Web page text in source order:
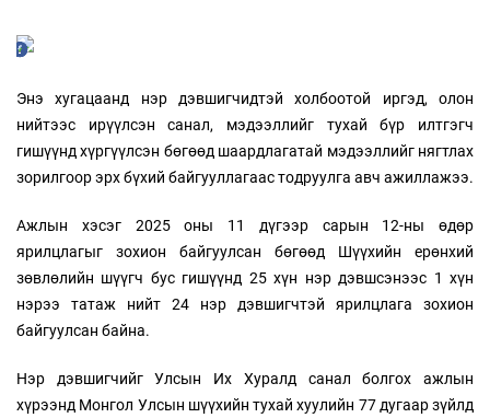
Энэ хугацаанд нэр дэвшигчидтэй холбоотой иргэд, олон
нийтээс ирүүлсэн санал, мэдээллийг тухай бүр илтгэгч
гишүүнд хүргүүлсэн бөгөөд шаардлагатай мэдээллийг нягтлах
зорилгоор эрх бүхий байгууллагаас тодруулга авч ажиллажээ.
Ажлын хэсэг 2025 оны 11 дүгээр сарын 12-ны өдөр
ярилцлагыг зохион байгуулсан бөгөөд Шүүхийн ерөнхий
зөвлөлийн шүүгч бус гишүүнд 25 хүн нэр дэвшсэнээс 1 хүн
нэрээ татаж нийт 24 нэр дэвшигчтэй ярилцлага зохион
байгуулсан байна.
Нэр дэвшигчийг Улсын Их Хуралд санал болгох ажлын
хүрээнд Монгол Улсын шүүхийн тухай хуулийн 77 дугаар зүйлд